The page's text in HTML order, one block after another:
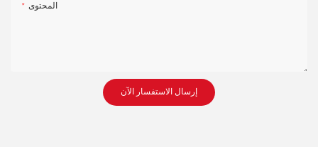
المحتوى
إرسال الاستفسار الآن